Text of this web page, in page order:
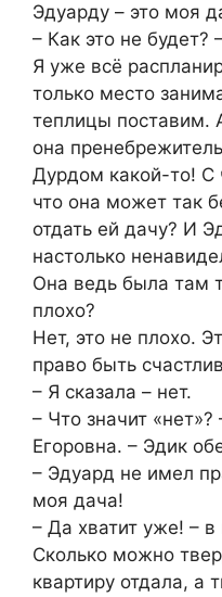
Эдуарду – это моя
– Как это не будет?
Я уже всё
только место
теплицы поставим.
она
Дурдом какой-то! С
что она может так
отдать ей дачу? И
настолько
Она ведь была там
плохо?
Нет, это не плохо.
право быть
– Я сказала – нет.
– Что значит
Егоровна. – Эдик
– Эдуард не имел
моя дача!
– Да хватит уже! –
Сколько можно
квартиру отдала, а